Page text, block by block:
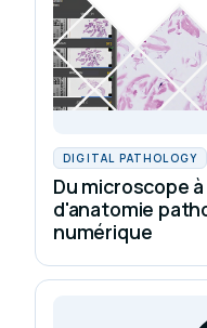
DIGITAL PATHOLOGY
Du microscope
d'anatomie
numérique